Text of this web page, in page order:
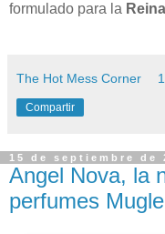
formulado para la
The Hot Mess Corner
Compartir
15 de septiembre de
Angel Nova, la
perfumes